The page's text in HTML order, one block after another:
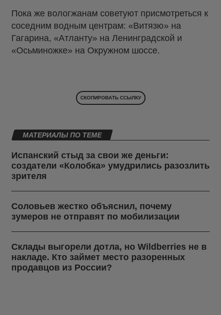
Пока же вологжанам советуют присмотреться к
соседним водным центрам: «Витязю» на
Гагарина, «Атланту» на Ленинградской и
«Осьминожке» на Окружном шоссе.
СКОПИРОВАТЬ ССЫЛКУ
МАТЕРИАЛЫ ПО ТЕМЕ
Испанский стыд за свои же деньги:
создатели «Колобка» умудрились разозлить
зрителя
Соловьев жестко объяснил, почему
зумеров не отправят по мобилизации
Склады выгорели дотла, но Wildberries не в
накладе. Кто займет место разоренных
продавцов из России?